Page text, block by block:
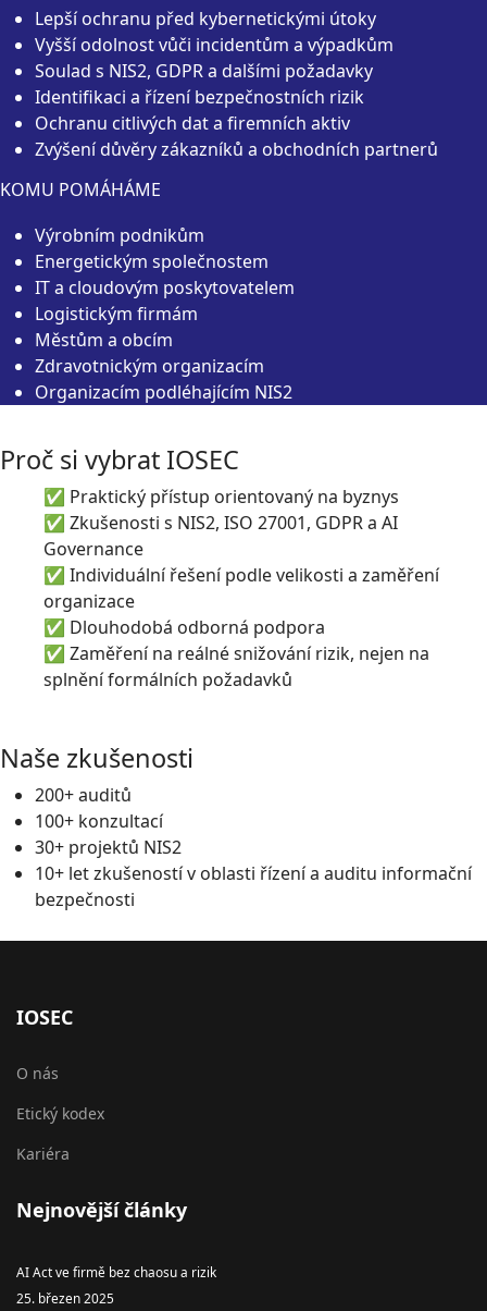
Lepší ochranu před kybernetickými útoky
Vyšší odolnost vůči incidentům a výpadkům
Soulad s NIS2, GDPR a dalšími požadavky
Identifikaci a řízení bezpečnostních rizik
Ochranu citlivých dat a firemních aktiv
Zvýšení důvěry zákazníků a obchodních partnerů
KOMU POMÁHÁME
Výrobním podnikům
Energetickým společnostem
IT a cloudovým poskytovatelem
Logistickým firmám
Městům a obcím
Zdravotnickým organizacím
Organizacím podléhajícím NIS2
Proč si vybrat IOSEC
✅ Praktický přístup orientovaný na byznys
✅ Zkušenosti s NIS2, ISO 27001, GDPR a AI
Governance
✅ Individuální řešení podle velikosti a zaměření
organizace
✅ Dlouhodobá odborná podpora
✅ Zaměření na reálné snižování rizik, nejen na
splnění formálních požadavků
Naše zkušenosti
200+ auditů
100+ konzultací
30+ projektů NIS2
10+ let zkušeností v oblasti řízení a auditu informační
bezpečnosti
IOSEC
O nás
Etický kodex
Kariéra
Nejnovější články
AI Act ve firmě bez chaosu a rizik
25. březen 2025